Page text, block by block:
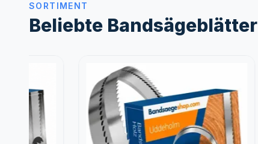
SORTIMENT
Beliebte Bandsägeblätter